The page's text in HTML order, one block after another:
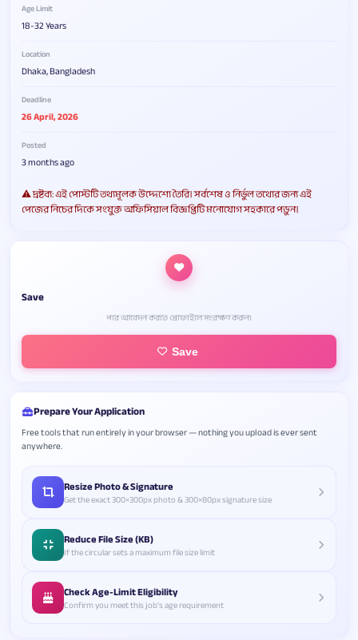
Age Limit
18-32 Years
Location
Dhaka, Bangladesh
Deadline
26 April, 2026
Posted
3 months ago
⚠️ দ্রষ্টব্য: এই পোস্টটি তথ্যমূলক উদ্দেশ্যে তৈরি। সর্বশেষ ও নির্ভুল তথ্যের জন্য এই
পেজের নিচের দিকে সংযুক্ত অফিসিয়াল বিজ্ঞপ্তিটি মনোযোগ সহকারে পড়ুন।
Save
পরে আবেদন করতে প্রোফাইলে সংরক্ষণ করুন।
Save
Prepare Your Application
Free tools that run entirely in your browser — nothing you upload is ever sent
anywhere.
Resize Photo & Signature
Get the exact 300×300px photo & 300×80px signature size
Reduce File Size (KB)
If the circular sets a maximum file size limit
Check Age-Limit Eligibility
Confirm you meet this job's age requirement